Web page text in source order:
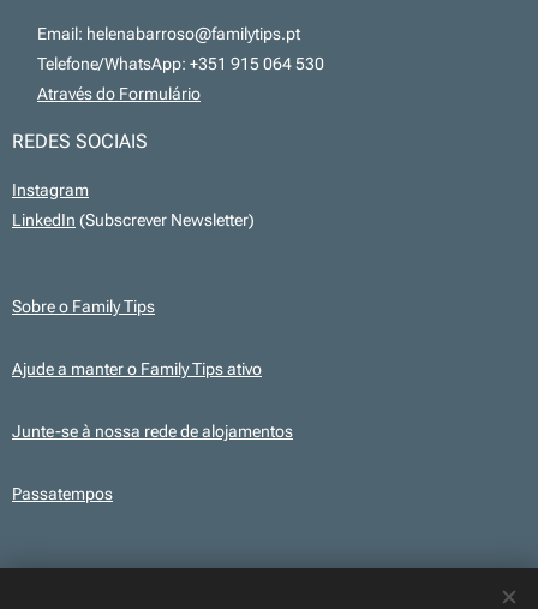
📧 Email: helenabarroso@familytips.pt
📞 Telefone/WhatsApp: +351 915 064 530
Através do Formulário
REDES SOCIAIS
Instagram
LinkedIn (Subscrever Newsletter)
Sobre o Family Tips
Ajude a manter o Family Tips ativo
Junte-se à nossa rede de alojamentos
Passatempos